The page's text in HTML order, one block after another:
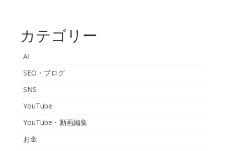
カテゴリー
AI
SEO・ブログ
SNS
YouTube
YouTube・動画編集
お金